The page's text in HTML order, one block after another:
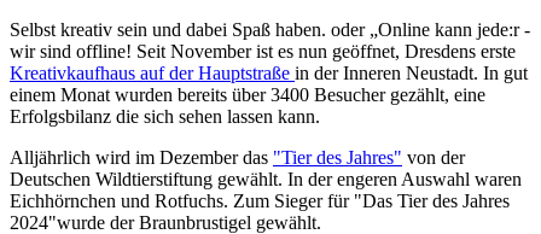
Selbst kreativ sein und dabei Spaß haben. oder „Online kann jede:r -
wir sind offline! Seit November ist es nun geöffnet, Dresdens erste
Kreativkaufhaus auf der Hauptstraße in der Inneren Neustadt. In gut
einem Monat wurden bereits über 3400 Besucher gezählt, eine
Erfolgsbilanz die sich sehen lassen kann.
Alljährlich wird im Dezember das "Tier des Jahres" von der
Deutschen Wildtierstiftung gewählt. In der engeren Auswahl waren
Eichhörnchen und Rotfuchs. Zum Sieger für "Das Tier des Jahres
2024"wurde der Braunbrustigel gewählt.